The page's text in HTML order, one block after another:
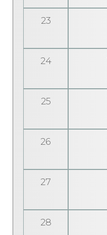
23
24
25
26
27
28